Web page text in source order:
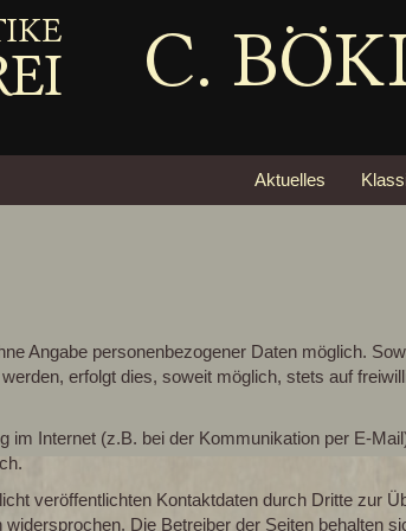
Aktuelles
Angabe personenbezogener Daten möglich.
erfolgt dies, soweit möglich, stets auf
im Internet (z.B. bei der Kommunikation per E-
veröffentlichten Kontaktdaten durch Dritte zur
Die Betreiber der Seiten behalten